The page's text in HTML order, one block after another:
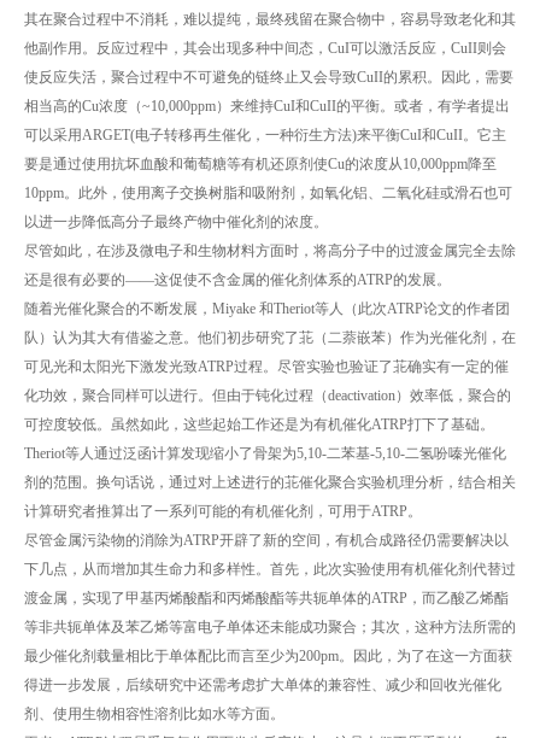
其在聚合过程中不消耗，难以提纯，最终残留在聚合物中，容易导致老化和其
他副作用。反应过程中，其会出现多种中间态，CuI可以激活反应，CuII则会
使反应失活，聚合过程中不可避免的链终止又会导致CuII的累积。因此，需要
相当高的Cu浓度（~10,000ppm）来维持CuI和CuII的平衡。或者，有学者提出
可以采用ARGET(电子转移再生催化，一种衍生方法)来平衡CuI和CuII。它主
要是通过使用抗坏血酸和葡萄糖等有机还原剂使Cu的浓度从10,000ppm降至
10ppm。此外，使用离子交换树脂和吸附剂，如氧化铝、二氧化硅或滑石也可
以进一步降低高分子最终产物中催化剂的浓度。
尽管如此，在涉及微电子和生物材料方面时，将高分子中的过渡金属完全去除
还是很有必要的——这促使不含金属的催化剂体系的ATRP的发展。
随着光催化聚合的不断发展，Miyake 和Theriot等人（此次ATRP论文的作者团
队）认为其大有借鉴之意。他们初步研究了苝（二萘嵌苯）作为光催化剂，在
可见光和太阳光下激发光致ATRP过程。尽管实验也验证了苝确实有一定的催
化功效，聚合同样可以进行。但由于钝化过程（deactivation）效率低，聚合的
可控度较低。虽然如此，这些起始工作还是为有机催化ATRP打下了基础。
Theriot等人通过泛函计算发现缩小了骨架为5,10-二苯基-5,10-二氢吩嗪光催化
剂的范围。换句话说，通过对上述进行的苝催化聚合实验机理分析，结合相关
计算研究者推算出了一系列可能的有机催化剂，可用于ATRP。
尽管金属污染物的消除为ATRP开辟了新的空间，有机合成路径仍需要解决以
下几点，从而增加其生命力和多样性。首先，此次实验使用有机催化剂代替过
渡金属，实现了甲基丙烯酸酯和丙烯酸酯等共轭单体的ATRP，而乙酸乙烯酯
等非共轭单体及苯乙烯等富电子单体还未能成功聚合；其次，这种方法所需的
最少催化剂载量相比于单体配比而言至少为200pm。因此，为了在这一方面获
得进一步发展，后续研究中还需考虑扩大单体的兼容性、减少和回收光催化
剂、使用生物相容性溶剂比如水等方面。